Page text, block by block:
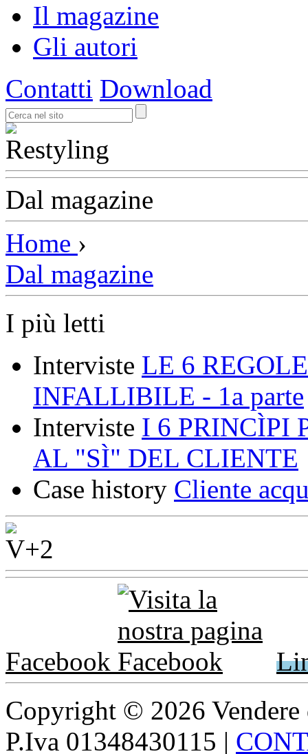
Il magazine
Gli autori
Contatti Download
Dal magazine
Home ›
Dal magazine
I più letti
Interviste LE 6
INFALLIBILE - 1a parte
Interviste I 6 PRINCÌPI
AL "SÌ" DEL CLIENTE
Case history Cliente
Facebook
Copyright © 2026
P.Iva 01348430115 |